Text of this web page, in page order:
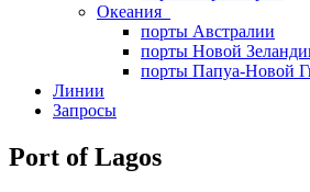
Океания
порты Австралии
порты Новой
порты Папуа-Новой
Линии
Запросы
Port of Lagos